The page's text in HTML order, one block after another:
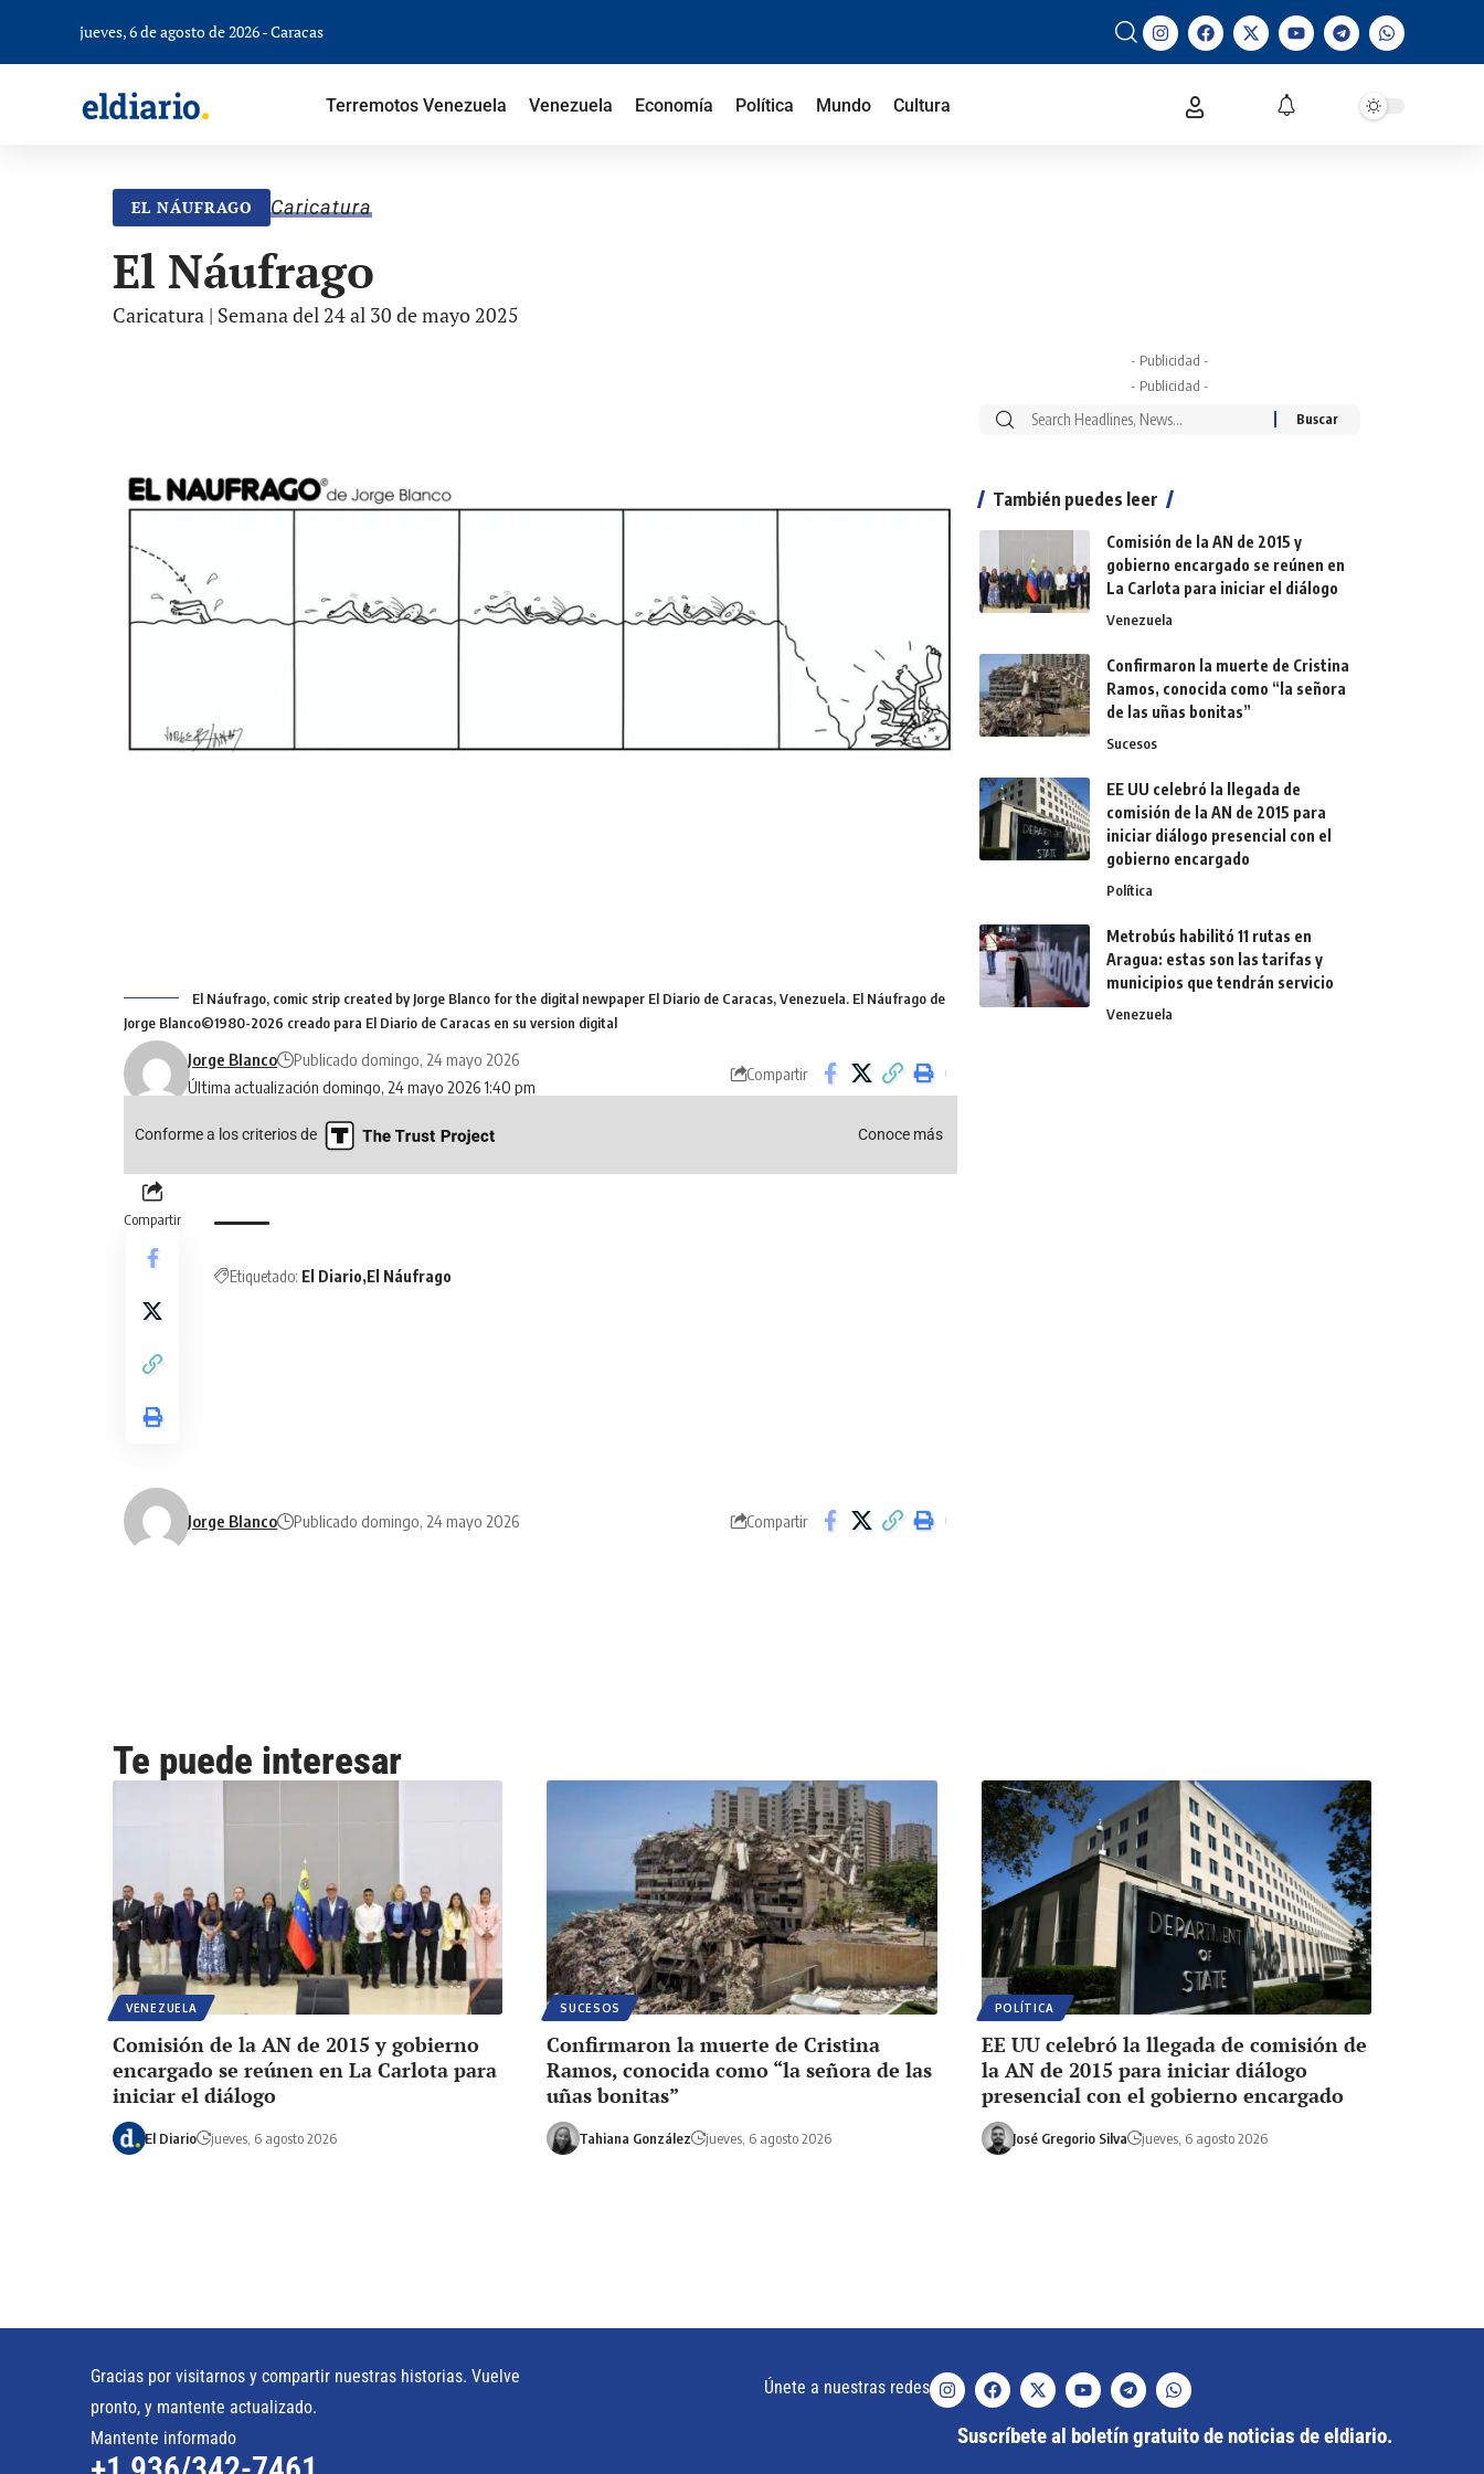
jueves, 6 de agosto de 2026 - Caracas
Terremotos Venezuela Venezuela Economía Política Mundo Cultura
EL NÁUFRAGO Caricatura
El Náufrago
Caricatura | Semana del 24 al 30 de mayo 2025
El Náufrago, comic strip created by Jorge Blanco for the digital newpaper El Diario de Caracas, Venezuela. El Náufrago de
Jorge Blanco©1980-2026 creado para El Diario de Caracas en su version digital
Última actualización domingo, 24 mayo 2026 1:40 pm
Jorge Blanco Publicado domingo, 24 mayo 2026
Compartir
Conforme a los criterios de Conoce más
Compartir
Etiquetado: El Diario El Náufrago
Jorge Blanco Publicado domingo, 24 mayo 2026 Compartir
- Publicidad -
- Publicidad -
También puedes leer
Comisión de la AN de 2015 y
gobierno encargado se reúnen en
La Carlota para iniciar el diálogo
Venezuela
Confirmaron la muerte de Cristina
Ramos, conocida como “la señora
de las uñas bonitas”
Sucesos
EE UU celebró la llegada de
comisión de la AN de 2015 para
iniciar diálogo presencial con el
gobierno encargado
Política
Metrobús habilitó 11 rutas en
Aragua: estas son las tarifas y
municipios que tendrán servicio
Venezuela
Te puede interesar
VENEZUELA
Comisión de la AN de 2015 y gobierno
encargado se reúnen en La Carlota para
iniciar el diálogo
El Diario jueves, 6 agosto 2026
SUCESOS
Confirmaron la muerte de Cristina
Ramos, conocida como “la señora de las
uñas bonitas”
Tahiana González jueves, 6 agosto 2026
POLÍTICA
EE UU celebró la llegada de comisión de
la AN de 2015 para iniciar diálogo
presencial con el gobierno encargado
José Gregorio Silva jueves, 6 agosto 2026
Gracias por visitarnos y compartir nuestras historias. Vuelve
pronto, y mantente actualizado.
Mantente informado
Únete a nuestras redes
Suscríbete al boletín gratuito de noticias de eldiario.